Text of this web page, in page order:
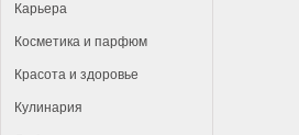
Карьера
Косметика и парфюм
Красота и здоровье
Кулинария